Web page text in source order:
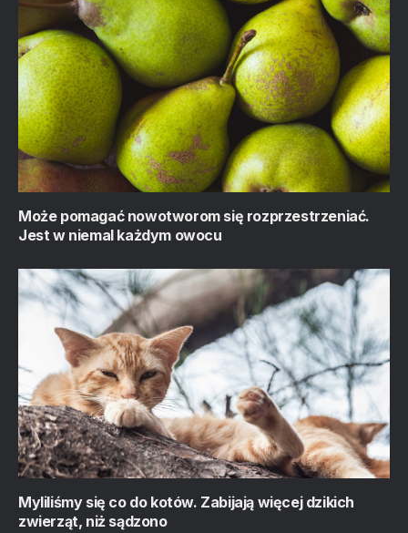
Może pomagać nowotworom się rozprzestrzeniać.
Jest w niemal każdym owocu
Myliliśmy się co do kotów. Zabijają więcej dzikich
zwierząt, niż sądzono